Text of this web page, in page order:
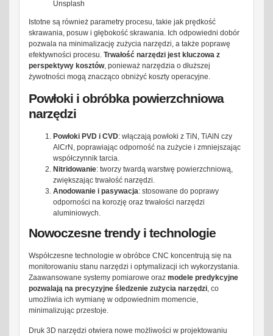
Unsplash
Istotne są również parametry procesu, takie jak prędkość
skrawania, posuw i głębokość skrawania. Ich odpowiedni dobór
pozwala na minimalizację zużycia narzędzi, a także poprawę
efektywności procesu. Trwałość narzędzi jest kluczowa z
perspektywy kosztów, ponieważ narzędzia o dłuższej
żywotności mogą znacząco obniżyć koszty operacyjne.
Powłoki i obróbka powierzchniowa
narzędzi
Powłoki PVD i CVD: włączają powłoki z TiN, TiAlN czy
AlCrN, poprawiając odporność na zużycie i zmniejszając
współczynnik tarcia.
Nitridowanie: tworzy twardą warstwę powierzchniową,
zwiększając trwałość narzędzi.
Anodowanie i pasywacja: stosowane do poprawy
odporności na korozję oraz trwałości narzędzi
aluminiowych.
Nowoczesne trendy i technologie
Współczesne technologie w obróbce CNC koncentrują się na
monitorowaniu stanu narzędzi i optymalizacji ich wykorzystania.
Zaawansowane systemy pomiarowe oraz modele predykcyjne
pozwalają na precyzyjne śledzenie zużycia narzędzi , co
umożliwia ich wymianę w odpowiednim momencie,
minimalizując przestoje.
Druk 3D narzędzi otwiera nowe możliwości w projektowaniu